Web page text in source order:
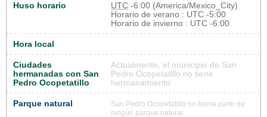
Huso horario UTC -6:00 (America/Mexico_City)
Horario de verano : UTC -5:00
Horario de invierno : UTC -6:00
Hora local
Ciudades
hermanadas con San
Pedro Ocopetatillo
Actualmente, el municipio de San
Pedro Ocopetatillo no tiene
hermanamiento
Parque natural
San Pedro Ocopetatillo no forma parte de
ningún parque natural